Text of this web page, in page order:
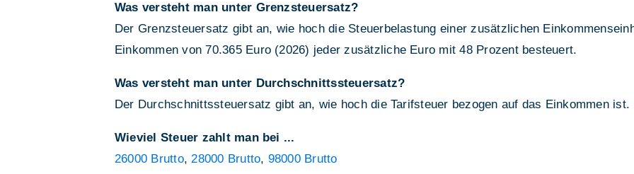
Was versteht man unter Grenzsteuersatz?
Der Grenzsteuersatz gibt an, wie hoch die Steuerbelastung einer zusätzlichen
Einkommen von 70.365 Euro (2026) jeder zusätzliche Euro mit 48 Prozent besteuert.
Was versteht man unter Durchschnittssteuersatz?
Der Durchschnittssteuersatz gibt an, wie hoch die Tarifsteuer bezogen auf das Einkommen ist.
Wieviel Steuer zahlt man bei ...
26000 Brutto,28000 Brutto, 98000 Brutto